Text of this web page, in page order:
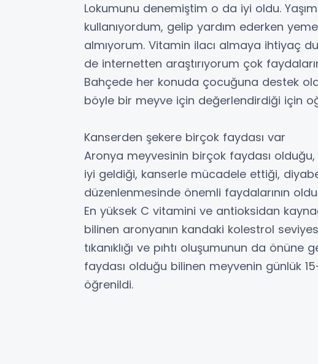
Lokumunu denemiştim o da iyi oldu.
kullanıyordum, gelip yardım ederken
almıyorum. Vitamin ilacı almaya ihtiyaç
de internetten araştırıyorum çok
Bahçede her konuda çocuğuna destek
böyle bir meyve için değerlendirdiği için
Kanserden şekere birçok faydası var
Aronya meyvesinin birçok faydası olduğu,
iyi geldiği, kanserle mücadele ettiği,
düzenlenmesinde önemli faydalarının
En yüksek C vitamini ve antioksidan
bilinen aronyanın kandaki kolestrol
tıkanıklığı ve pıhtı oluşumunun da
faydası olduğu bilinen meyvenin günlük
öğrenildi.